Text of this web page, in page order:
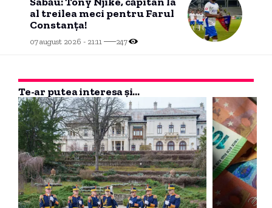
al treilea meci pentru Farul
Constanța!
07 august 2026 - 21:11 247
Te-ar putea interesa și...